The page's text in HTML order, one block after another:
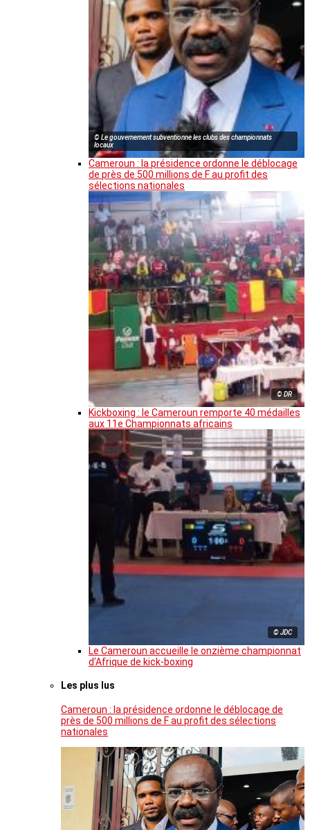
© Le gouvernement subventionne les clubs des championnats
locaux
Cameroun : la présidence ordonne le déblocage
de près de 500 millions de F au profit des
sélections nationales
© DR
Kickboxing : le Cameroun remporte 40 médailles
aux 11e Championnats africains
© JDC
Le Cameroun accueille le onzième championnat
d’Afrique de kick-boxing
Les plus lus
Cameroun : la présidence ordonne le déblocage de
près de 500 millions de F au profit des sélections
nationales